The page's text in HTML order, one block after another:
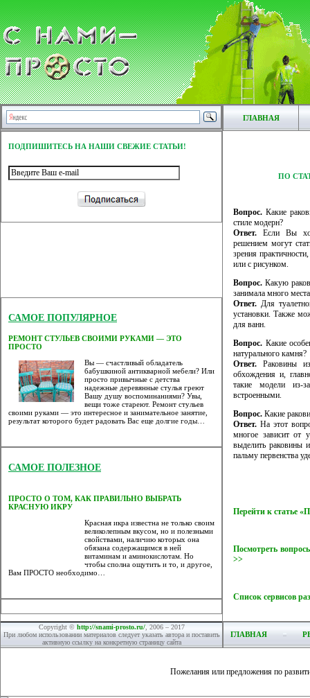
ГЛАВНАЯ
ПОДПИШИТЕСЬ НА НАШИ СВЕЖИЕ СТАТЬИ!
САМОЕ ПОПУЛЯРНОЕ
РЕМОНТ СТУЛЬЕВ СВОИМИ РУКАМИ — ЭТО
ПРОСТО
Вы — счастливый обладатель
бабушкиной антикварной мебели? Или
просто привычные с детства
надежные деревянные стулья греют
Вашу душу воспоминаниями? Увы,
вещи тоже стареют. Ремонт стульев
своими руками — это интересное и занимательное занятие,
результат которого будет радовать Вас еще долгие годы…
САМОЕ ПОЛЕЗНОЕ
ПРОСТО О ТОМ, КАК ПРАВИЛЬНО ВЫБРАТЬ
КРАСНУЮ ИКРУ
Красная икра известна не только своим
великолепным вкусом, но и полезными
свойствами, наличию которых она
обязана содержащимся в ней
витаминам и аминокислотам. Но
чтобы сполна ощутить и то, и другое,
Вам ПРОСТО необходимо…
ПО
Вопрос. Какие
стиле модерн?
Ответ. Если Вы
решением могут
зрения
или с рисунком.
Вопрос. Какую
занимала много
Ответ. Для
установки. Также
для ванн.
Вопрос. Какие
натурального камня?
Ответ. Раковины
обхождения и,
такие модели из-
встроенными.
Вопрос. Какие
Ответ. На этот
многое зависит от
выделить раковины
пальму первенства
Перейти к статье
Посмотреть
>>
Список сервисов
Copyright © http://snami-prosto.ru/, 2006 – 2017
При любом использовании материалов следует указать автора и поставить
активную ссылку на конкретную страницу сайта
ГЛАВНАЯ
Пожелания или предложения по